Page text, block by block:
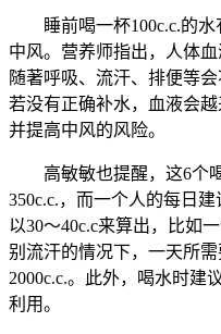
睡前喝一杯100c.c.的水
中风。营养师指出，人体
随著呼吸、流汗、排便等
若没有正确补水，血液会
并提高中风的风险。
高敏敏也提醒，这6个喝
350c.c.，而一个人的每日
以30～40c.c来算出，比如
别流汗的情况下，一天所
2000c.c.。此外，喝水时建
利用。